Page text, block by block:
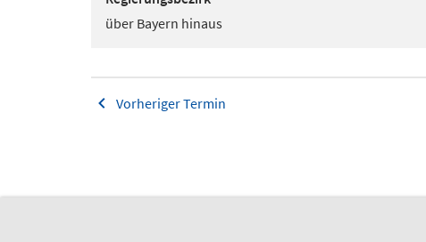
über Bayern hinaus
Vorheriger Termin